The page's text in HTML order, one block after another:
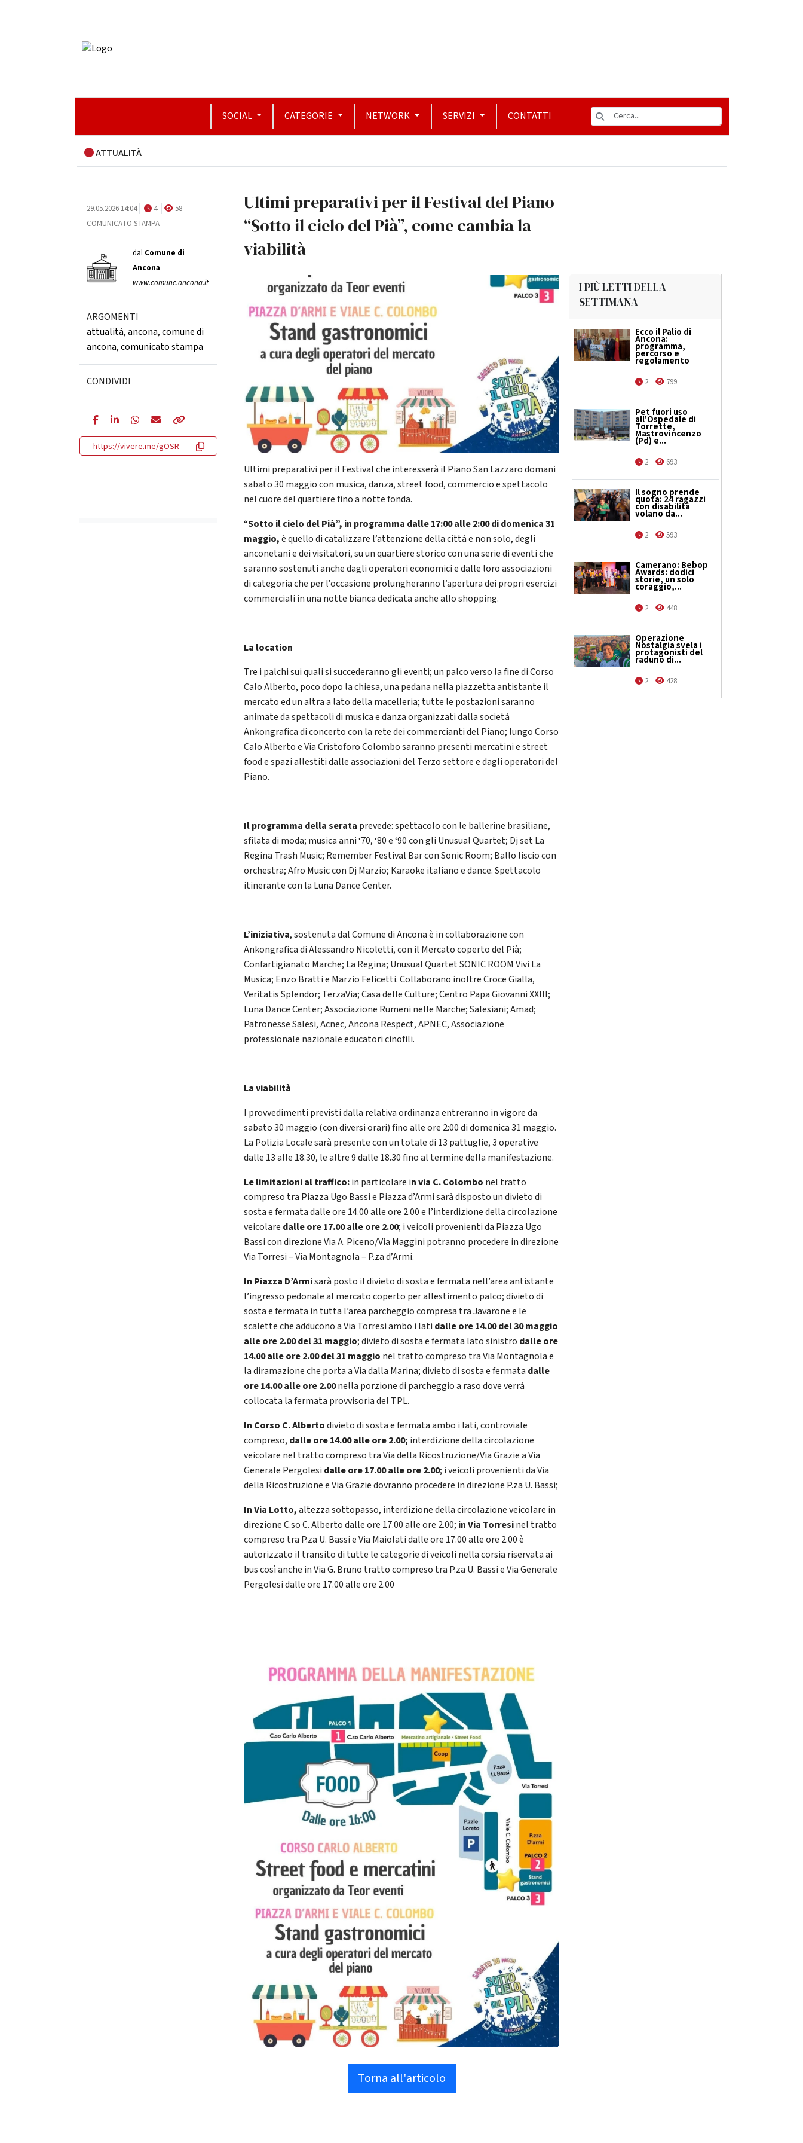
SOCIAL CATEGORIE NETWORK SERVIZI CONTATTI
ATTUALITÀ
29.05.2026 14:04 4
58
COMUNICATO STAMPA
dal Comune di
Ancona
www.comune.ancona.it
ARGOMENTI
attualità,ancona,comune di
ancona,comunicato stampa
CONDIVIDI
https://vivere.me/gOSR
Ultimi preparativi per il Festival del Piano
“Sotto il cielo del Pià”, come cambia la
viabilità
Ultimi preparativi per il Festival che interesserà il Piano San Lazzaro domani
sabato 30 maggio con musica, danza, street food, commercio e spettacolo
nel cuore del quartiere fino a notte fonda.
“Sotto il cielo del Pià”, in programma dalle 17:00 alle 2:00 di domenica 31
maggio,è quello di catalizzare l’attenzione della città e non solo, degli
anconetani e dei visitatori, su un quartiere storico con una serie di eventi che
saranno sostenuti anche dagli operatori economici e dalle loro associazioni
di categoria che per l’occasione prolungheranno l’apertura dei propri esercizi
commerciali in una notte bianca dedicata anche allo shopping.
La location
Tre i palchi sui quali si succederanno gli eventi; un palco verso la fine di Corso
Calo Alberto, poco dopo la chiesa, una pedana nella piazzetta antistante il
mercato ed un altra a lato della macelleria; tutte le postazioni saranno
animate da spettacoli di musica e danza organizzati dalla società
Ankongrafica di concerto con la rete dei commercianti del Piano; lungo Corso
Calo Alberto e Via Cristoforo Colombo saranno presenti mercatini e street
food e spazi allestiti dalle associazioni del Terzo settore e dagli operatori del
Piano.
Il programma della serata prevede: spettacolo con le ballerine brasiliane,
sfilata di moda; musica anni ‘70, ‘80 e ‘90 con gli Unusual Quartet; Dj set La
Regina Trash Music; Remember Festival Bar con Sonic Room; Ballo liscio con
orchestra; Afro Music con Dj Marzio; Karaoke italiano e dance. Spettacolo
itinerante con la Luna Dance Center.
L’iniziativa, sostenuta dal Comune di Ancona è in collaborazione con
Ankongrafica di Alessandro Nicoletti, con il Mercato coperto del Pià;
Confartigianato Marche; La Regina; Unusual Quartet SONIC ROOM Vivi La
Musica; Enzo Bratti e Marzio Felicetti. Collaborano inoltre Croce Gialla,
Veritatis Splendor; TerzaVia; Casa delle Culture; Centro Papa Giovanni XXIII;
Luna Dance Center; Associazione Rumeni nelle Marche; Salesiani; Amad;
Patronesse Salesi, Acnec, Ancona Respect, APNEC, Associazione
professionale nazionale educatori cinofili.
La viabilità
I provvedimenti previsti dalla relativa ordinanza entreranno in vigore da
sabato 30 maggio (con diversi orari) fino alle ore 2:00 di domenica 31 maggio.
La Polizia Locale sarà presente con un totale di 13 pattuglie, 3 operative
dalle 13 alle 18.30, le altre 9 dalle 18.30 fino al termine della manifestazione.
Le limitazioni al traffico:in particolare in via C. Colombo nel tratto
compreso tra Piazza Ugo Bassi e Piazza d’Armi sarà disposto un divieto di
sosta e fermata dalle ore 14.00 alle ore 2.00 e l’interdizione della circolazione
veicolare dalle ore 17.00 alle ore 2.00; i veicoli provenienti da Piazza Ugo
Bassi con direzione Via A. Piceno/Via Maggini potranno procedere in direzione
Via Torresi – Via Montagnola – P.za d’Armi.
In Piazza D’Armisarà posto il divieto di sosta e fermata nell’area antistante
l’ingresso pedonale al mercato coperto per allestimento palco; divieto di
sosta e fermata in tutta l’area parcheggio compresa tra Javarone e le
scalette che adducono a Via Torresi ambo i lati dalle ore 14.00 del 30 maggio
alle ore 2.00 del 31 maggio; divieto di sosta e fermata lato sinistro dalle ore
14.00 alle ore 2.00 del 31 maggio nel tratto compreso tra Via Montagnola e
la diramazione che porta a Via dalla Marina; divieto di sosta e fermata dalle
ore 14.00 alle ore 2.00nella porzione di parcheggio a raso dove verrà
collocata la fermata provvisoria del TPL.
In Corso C. Albertodivieto di sosta e fermata ambo i lati, controviale
compreso, dalle ore 14.00 alle ore 2.00; interdizione della circolazione
veicolare nel tratto compreso tra Via della Ricostruzione/Via Grazie a Via
Generale Pergolesi dalle ore 17.00 alle ore 2.00; i veicoli provenienti da Via
della Ricostruzione e Via Grazie dovranno procedere in direzione P.za U. Bassi;
In Via Lotto,altezza sottopasso, interdizione della circolazione veicolare in
direzione C.so C. Alberto dalle ore 17.00 alle ore 2.00; in Via Torresinel tratto
compreso tra P.za U. Bassi e Via Maiolati dalle ore 17.00 alle ore 2.00 è
autorizzato il transito di tutte le categorie di veicoli nella corsia riservata ai
bus così anche in Via G. Bruno tratto compreso tra P.za U. Bassi e Via Generale
Pergolesi dalle ore 17.00 alle ore 2.00
Torna all'articolo
I PIÙ LETTI DELLA
SETTIMANA
Ecco il Palio di
Ancona:
programma,
percorso e
regolamento
2 799
Pet fuori uso
all'Ospedale di
Torrette,
Mastrovincenzo
(Pd) e...
2 693
Il sogno prende
quota: 24 ragazzi
con disabilità
volano da...
2 593
Camerano: Bebop
Awards: dodici
storie, un solo
coraggio,...
2 448
Operazione
Nostalgia svela i
protagonisti del
raduno di...
2 428